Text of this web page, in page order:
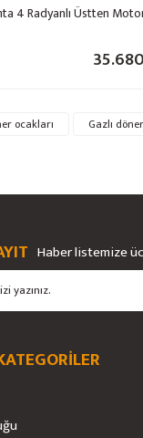
4 Radyanlı Üstten
ocakları Gazlı
Haber listemize